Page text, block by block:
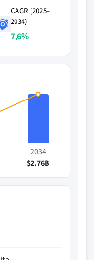
CAGR (2025–
2034)
7,6%
2034
$2.76B